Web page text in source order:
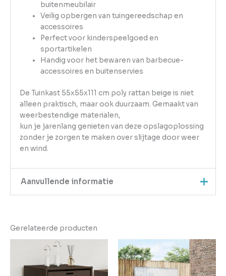
buitenmeubilair
Veilig opbergen van tuingereedschap en
accessoires
Perfect voor kinderspeelgoed en
sportartikelen
Handig voor het bewaren van barbecue-
accessoires en buitenservies
De Tuinkast 55x55x111 cm poly rattan beige is niet
alleen praktisch, maar ook duurzaam. Gemaakt van
weerbestendige materialen,
kun je jarenlang genieten van deze opslagoplossing
zonder je zorgen te maken over slijtage door weer
en wind.
Aanvullende informatie
EAN
Gewicht
Aantal
Gerelateerde producten